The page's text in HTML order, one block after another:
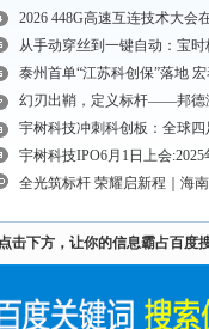
2026 448G高速互连技术大会
从手动穿丝到一键自动：宝
泰州首单“江苏科创保”落地
幻刃出鞘，定义标杆——邦德
宇树科技冲刺科创板：全球
宇树科技IPO6月1日上会
全光筑标杆 荣耀启新程｜海
击下方，让你的信息霸占百度